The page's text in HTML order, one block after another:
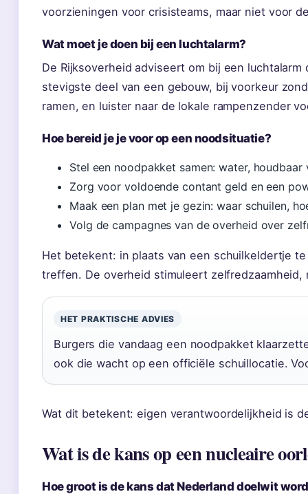
voorzieningen voor crisisteams, maar niet voor
Wat moet je doen bij een luchtalarm?
De Rijksoverheid adviseert om bij een
stevigste deel van een gebouw, bij voorkeur
ramen, en luister naar de lokale rampenzender
Hoe bereid je je voor op een noodsituatie?
Stel een noodpakket samen: water,
Zorg voor voldoende contant geld en een
Maak een plan met je gezin: waar schuilen,
Volg de campagnes van de overheid over
Het betekent: in plaats van een schuilkeldertje
treffen. De overheid stimuleert zelfredzaamheid,
HET PRAKTISCHE ADVIES
Burgers die vandaag een noodpakket
ook die wacht op een officiële schuillocatie.
Wat dit betekent: eigen verantwoordelijkheid is
Wat is de kans op een nucleaire
Hoe groot is de kans dat Nederland doelwit